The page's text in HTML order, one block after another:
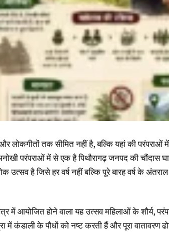
तक सीमित नहीं है, बल्कि यहां की परंपराओं में
परंपराओं में से एक है पिथौरागढ़ जनपद की चौंदास
उत्सव है जिसे हर वर्ष नहीं बल्कि पूरे बारह वर्ष के
में आयोजित होने वाला यह उत्सव महिलाओं के शौर्य,
में कंडाली के पौधों को नष्ट करती हैं और पूरा वातावरण